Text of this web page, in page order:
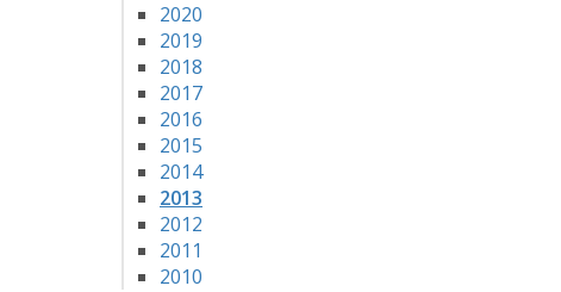
2020
2019
2018
2017
2016
2015
2014
2013
2012
2011
2010